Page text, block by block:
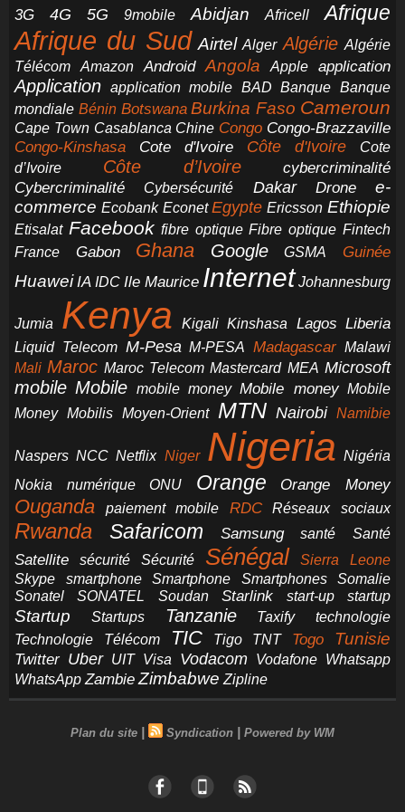
3G 4G 5G 9mobile Abidjan Africell Afrique
Afrique du Sud Airtel Alger Algérie Algérie
Télécom
Amazon Android Angola Apple application
Application application mobile BAD Banque Banque
mondiale Bénin Botswana Burkina Faso Cameroun
Cape Town Casablanca Chine Congo Congo-Brazzaville
Congo-Kinshasa Cote d'Ivoire Côte d'Ivoire
Cote
d’Ivoire
Côte d’Ivoire
cybercriminalité
Cybercriminalité
Cybersécurité Dakar Drone
e-
commerce Ecobank Econet Egypte Ericsson Ethiopie
Etisalat Facebook fibre optique Fibre optique Fintech
France
Gabon Ghana Google GSMA Guinée
Huawei IA IDC Ile Maurice Internet Johannesburg
Jumia Kenya Kigali Kinshasa Lagos Liberia
Liquid Telecom M-Pesa M-PESA Madagascar Malawi
Mali Maroc Maroc Telecom Mastercard MEA Microsoft
mobile Mobile mobile money Mobile money Mobile
Money Mobilis Moyen-Orient MTN Nairobi Namibie
Naspers NCC Netflix Niger Nigeria Nigéria
Nokia
numérique ONU Orange Orange Money
Ouganda paiement mobile RDC Réseaux sociaux
Rwanda Safaricom Samsung santé Santé
Satellite sécurité Sécurité Sénégal
Sierra Leone
Skype
smartphone Smartphone Smartphones
Somalie
Sonatel
SONATEL Soudan Starlink start-up startup
Startup Startups Tanzanie Taxify
technologie
Technologie
Télécom TIC Tigo TNT Togo Tunisie
Twitter Uber UIT Visa Vodacom Vodafone Whatsapp
WhatsApp Zambie Zimbabwe Zipline
Plan du site | Syndication | Powered by WM